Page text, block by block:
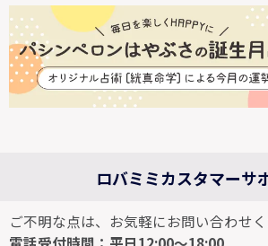
ロバミミカスタマーサ
ご不明な点は、お気軽にお問い合わせく